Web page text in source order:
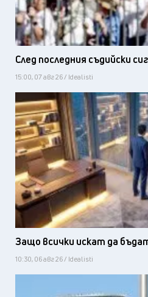
След последния съдийски
15:00, 07 авг 26 / Idealisti
Защо всички искат да
10:30, 06 авг 26 / Idealisti